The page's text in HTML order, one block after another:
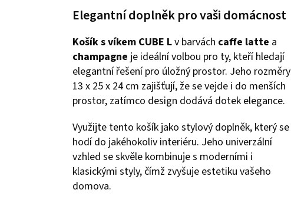
Elegantní doplněk pro vaši domácnost
Košík s víkem CUBE Lv barvách caffe latte a
champagne je ideální volbou pro ty, kteří hledají
elegantní řešení pro úložný prostor. Jeho rozměry
13 x 25 x 24 cm zajišťují, že se vejde i do menších
prostor, zatímco design dodává dotek elegance.
Využijte tento košík jako stylový doplněk, který se
hodí do jakéhokoliv interiéru. Jeho univerzální
vzhled se skvěle kombinuje s moderními i
klasickými styly, čímž zvyšuje estetiku vašeho
domova.